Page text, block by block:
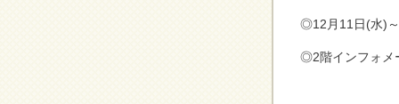
◎12月11日(水)
◎2階インフォメ